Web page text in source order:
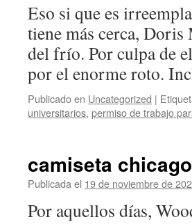
Eso si que es
tiene más cerca, Doris
del frío. Por culpa de
por el enorme roto.
Publicado en Uncategorized |
universitarios, permiso de trabajo
camiseta
Publicada el 19 de noviembre de
Por aquellos días,